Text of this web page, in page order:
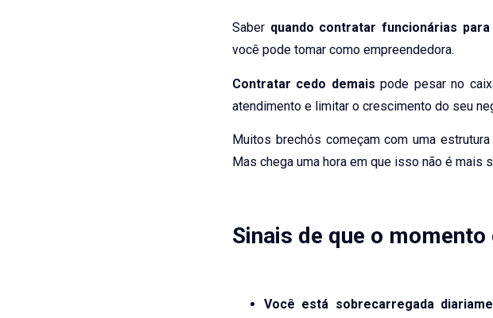
Saber quando contratar funcionárias
você pode tomar como empreendedora.
Contratar cedo demais pode pesar no
atendimento e limitar o crescimento do seu
Muitos brechós começam com uma
Mas chega uma hora em que isso não é mais
Sinais de que o
Você está sobrecarregada